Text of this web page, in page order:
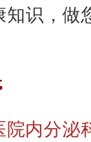
识，做
院内分泌